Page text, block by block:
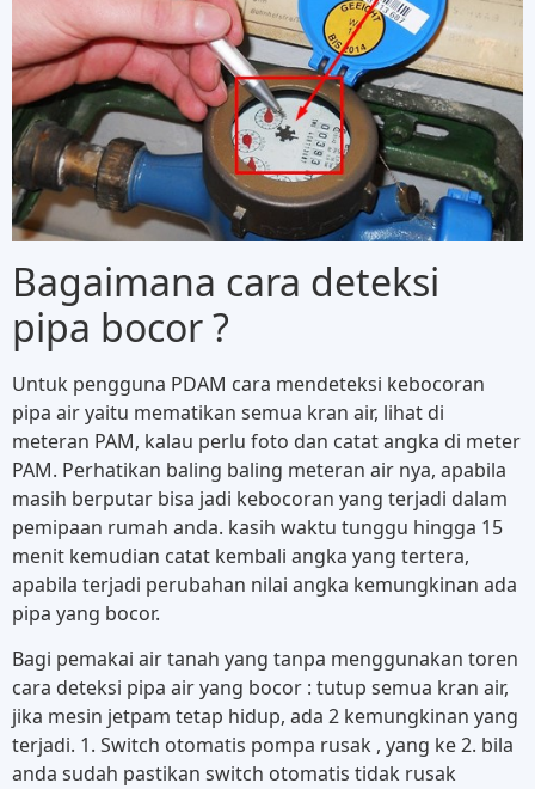
Bagaimana cara deteksi
pipa bocor ?
Untuk pengguna PDAM cara mendeteksi kebocoran
pipa air yaitu mematikan semua kran air, lihat di
meteran PAM, kalau perlu foto dan catat angka di meter
PAM. Perhatikan baling baling meteran air nya, apabila
masih berputar bisa jadi kebocoran yang terjadi dalam
pemipaan rumah anda. kasih waktu tunggu hingga 15
menit kemudian catat kembali angka yang tertera,
apabila terjadi perubahan nilai angka kemungkinan ada
pipa yang bocor.
Bagi pemakai air tanah yang tanpa menggunakan toren
cara deteksi pipa air yang bocor : tutup semua kran air,
jika mesin jetpam tetap hidup, ada 2 kemungkinan yang
terjadi. 1. Switch otomatis pompa rusak , yang ke 2. bila
anda sudah pastikan switch otomatis tidak rusak